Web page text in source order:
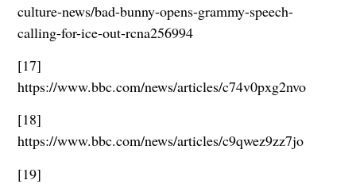
culture-news/bad-bunny-opens-grammy-speech-
calling-for-ice-out-rcna256994
[17]
https://www.bbc.com/news/articles/c74v0pxg2nvo
[18]
https://www.bbc.com/news/articles/c9qwez9zz7jo
[19]